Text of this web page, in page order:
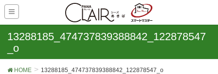
13288185_474737839388842_122878547
_o
HOME 13288185_474737839388842_122878547_o